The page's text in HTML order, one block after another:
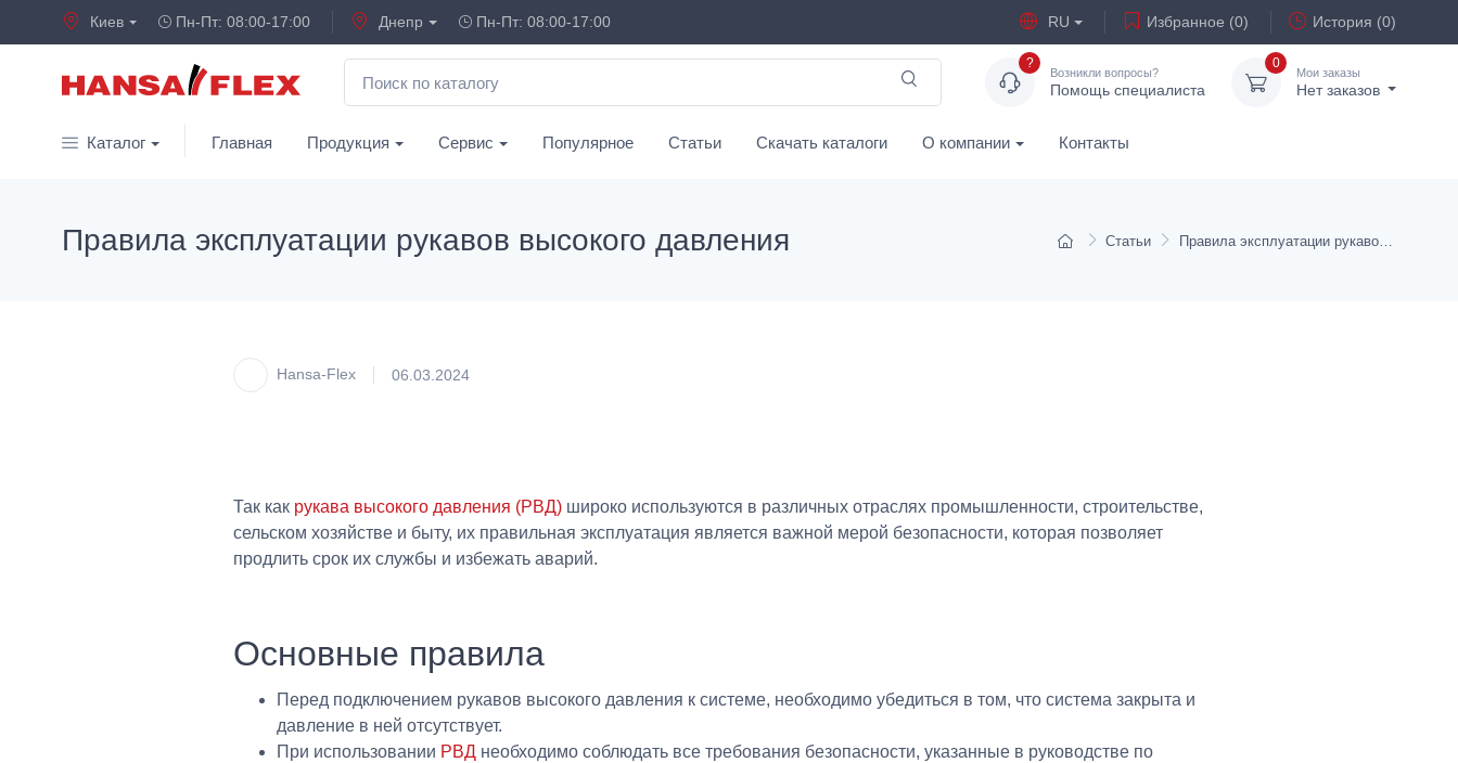
Киев Пн-Пт: 08:00-17:00 Днепр Пн-Пт: 08:00-17:00 RU Избранное (0) История (0)
?
Возникли вопросы?
Помощь специалиста
0
Мои заказы
Нет заказов
Каталог Главная Продукция Сервис Популярное Статьи Скачать каталоги О компании Контакты
Статьи Правила эксплуатации рукавов высокого давления
Правила эксплуатации рукавов высокого давления
Hansa-Flex 06.03.2024
Так как рукава высокого давления (РВД)широко используются в различных отраслях промышленности, строительстве,
сельском хозяйстве и быту, их правильная эксплуатация является важной мерой безопасности, которая позволяет
продлить срок их службы и избежать аварий.
Основные правила
Перед подключением рукавов высокого давления к системе, необходимо убедиться в том, что система закрыта и
давление в ней отсутствует.
При использовании РВДнеобходимо соблюдать все требования безопасности, указанные в руководстве по